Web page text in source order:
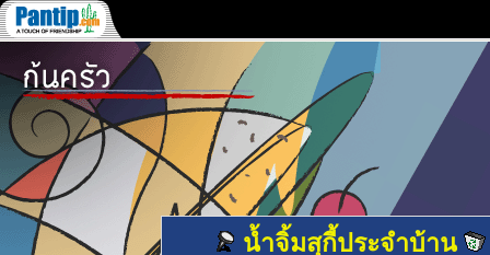
น้ำจิ้มสุกี้ประจำบ้าน